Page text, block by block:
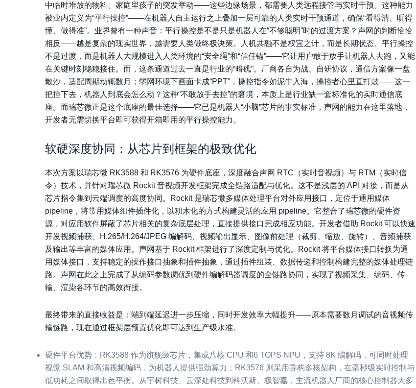
中临时堆放的物料、家庭里孩子的突发举动——这些边缘场景，都需要人类远程接管与实时干预。这种能力
被业内定义为“平行操控”——在机器人自主运行之上叠加一层可靠的人类实时干预通道，确保“看得清、听得
懂、做得准”。业界曾有一种声音：平行操控是不是只是机器人在“不够聪明”时的过渡方案？声网的判断恰恰
相反——越是复杂的现实世界，越需要人类做终极决策。人机共融不是权宜之计，而是长期状态。平行操控
不是过渡，而是机器人大规模进入人类环境的“安全绳”和“信任锚”——它让用户敢于放手让机器人去跑，又能
在关键时刻稳稳接住。而，这条通道过去一直是行业的“暗礁”。厂商各自为战、自研协议，通信方案像一盘
散沙，适配周期动辄数月；弱网环境下画面卡成“PPT”，操控指令如泥牛入海，操控者心里直打鼓——这一
把控下去，机器人到底会怎么动？这种“不敢放手去控”的窘境，本质上是行业缺一套标准化的实时通信底
座。而瑞芯微正是这个底座的最佳选择——它已是机器人“小脑”芯片的事实标准，声网的能力在这里落地，
开发者无需切换平台即可获得开箱即用的平行操控能力。
软硬深度协同： 从芯片到框架的极致优化
本次方案以瑞芯微 RK3588 和 RK3576 为硬件底座，深度融合声网 RTC（实时音视频）与 RTM（实时信
令）技术，并针对瑞芯微 Rockit 音视频开发框架完成全链路适配与优化。这不是浅层的 API 对接，而是从
芯片指令集到云端调度的高度协同。Rockit 是瑞芯微多媒体处理平台对外应用接口，定位于通用媒体
pipeline，将常用媒体组件插件化，以积木化的方式构建灵活的应用 pipeline。它整合了瑞芯微的硬件资
源，对应用软件屏蔽了芯片相关的复杂底层处理，直接提供接口完成相应功能。开发者借助 Rockit 可以快速
开发视频捕获、H.265/H.264/JPEG 编解码、视频输出显示、图像前处理（裁剪、缩放、旋转）、音频捕获
及输出等丰富的媒体应用。声网基于 Rockit 框架进行了深度定制与优化。Rockit 将平台媒体接口转换为通
用媒体接口，支持稳定的操作接口抽象和插件抽象，通过插件组装、数据传递和控制构建完整的媒体处理链
路。声网在此之上完成了从编码参数调优到硬件编解码器调度的全链路协同，实现了视频采集、编码、传
输、渲染各环节的高效衔接。
最终带来的直接收益是：端到端延迟进一步压缩，同时开发效率大幅提升——原本需要数月调试的音视频传
输链路，现在通过框架层预置优化即可达到生产级水准。
硬件平台优势 ：RK3588 作为旗舰级芯片，集成八核 CPU 和6 TOPS NPU，支持 8K 编解码，可同时处理
视觉 SLAM 和高清视频编码，为机器人提供强劲算力；RK3576 则采用异构多核架构，在毫秒级实时控制与
低功耗之间取得出色平衡。从宇树科技、 云深处科技到科沃斯、极智嘉，主流机器人厂商的核心控制器大多